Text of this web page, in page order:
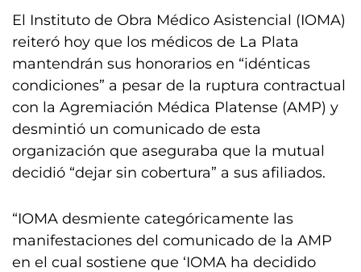
El Instituto de Obra Médico Asistencial (IOMA)
reiteró hoy que los médicos de La Plata
mantendrán sus honorarios en “idénticas
condiciones” a pesar de la ruptura contractual
con la Agremiación Médica Platense (AMP) y
desmintió un comunicado de esta
organización que aseguraba que la mutual
decidió “dejar sin cobertura” a sus afiliados.
“IOMA desmiente categóricamente las
manifestaciones del comunicado de la AMP
en el cual sostiene que ‘IOMA ha decidido